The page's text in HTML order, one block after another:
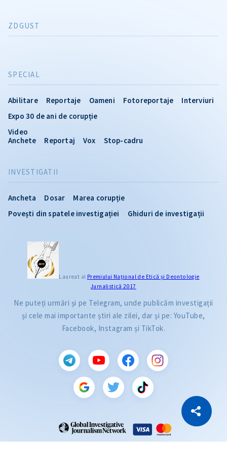
Copiază Link
INVESTIGATII
Ancheta Dosar
Marea corupție
Povești din spatele investigației
Ghiduri de investigații
SPECIAL
Abilitare Reportaje Oameni Fotoreportaje
Interviuri
Expo 30 de ani de corupție
Video
Anchete
Reportaj Vox Stop-cadru
ZDGUST
Laureat al Premiului Naţional de Etică și Deontologie
Jurnalistică 2017
Ne puteți urmări și pe Telegram, unde publicăm investigații
și cele mai importante știri ale zilei, dar și pe: YouTube,
Facebook, Instagram și TikTok.